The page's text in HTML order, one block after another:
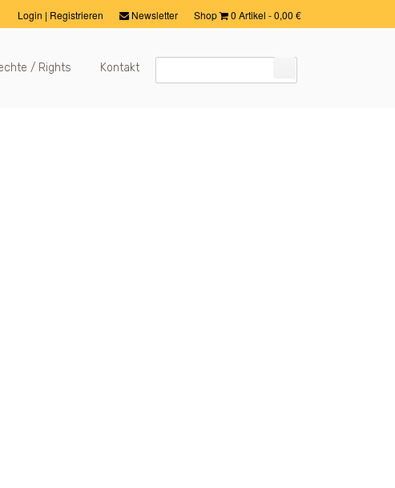
Shop 0 Artikel -0,00 €
Newsletter
Login | Registrieren
/ Rights Kontakt